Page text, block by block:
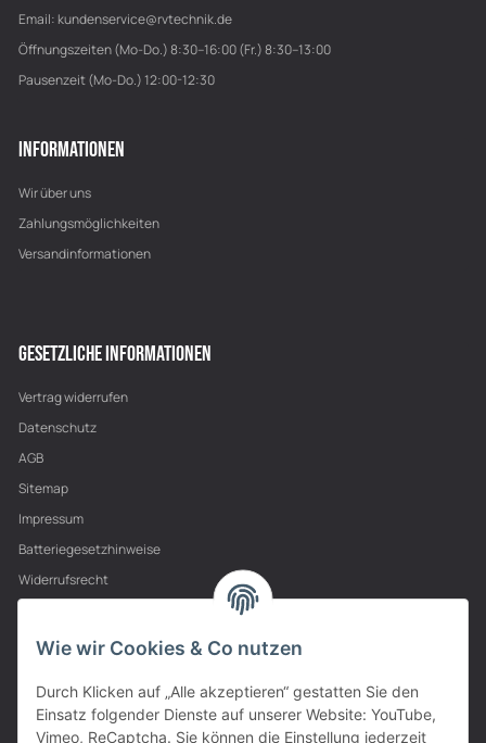
Email: kundenservice@rvtechnik.de
Öffnungszeiten (Mo-Do.) 8:30–16:00 (Fr.) 8:30–13:00
Pausenzeit (Mo-Do.) 12:00-12:30
INFORMATIONEN
Wir über uns
Zahlungsmöglichkeiten
Versandinformationen
GESETZLICHE INFORMATIONEN
Vertrag widerrufen
Datenschutz
AGB
Sitemap
Impressum
Batteriegesetzhinweise
Widerrufsrecht
PARTNER
Wie wir Cookies & Co nutzen
Durch Klicken auf „Alle akzeptieren“ gestatten Sie den
Einsatz folgender Dienste auf unserer Website: YouTube,
Vimeo, ReCaptcha. Sie können die Einstellung jederzeit